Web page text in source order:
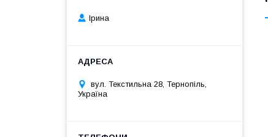
Ірина
вул. Текстильна 28, Тернопіль,
Україна